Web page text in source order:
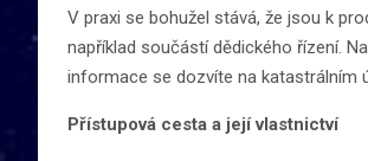
V praxi se bohužel stává, že jsou k
například součástí dědického řízení.
informace se dozvíte na katastrálním
Přístupová cesta a její vlastnictví